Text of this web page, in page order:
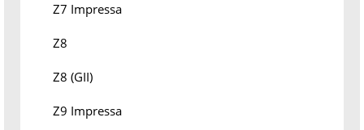
Z7 Impressa
Z8
Z8 (GII)
Z9 Impressa